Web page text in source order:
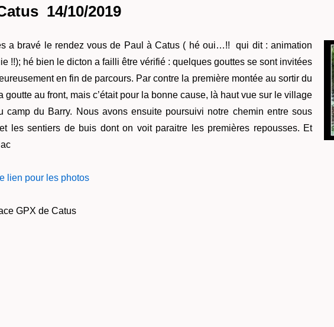
14/10/2019
a bravé le rendez vous de Paul à Catus ( hé oui…!! qui dit : animation
!!); hé bien le dicton a failli être vérifié : quelques gouttes se sont invitées
en fin de parcours. Par contre la première montée au sortir du
goutte au front, mais c’était pour la bonne cause, là haut vue sur le village
camp du Barry. Nous avons ensuite poursuivi notre chemin entre sous
les sentiers de buis dont on voit paraitre les premières repousses. Et
le lien pour les photos
GPX de Catus